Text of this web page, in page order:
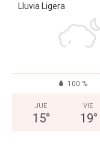
Lluvia Ligera
100 %
JUE
15°
VIE
19°